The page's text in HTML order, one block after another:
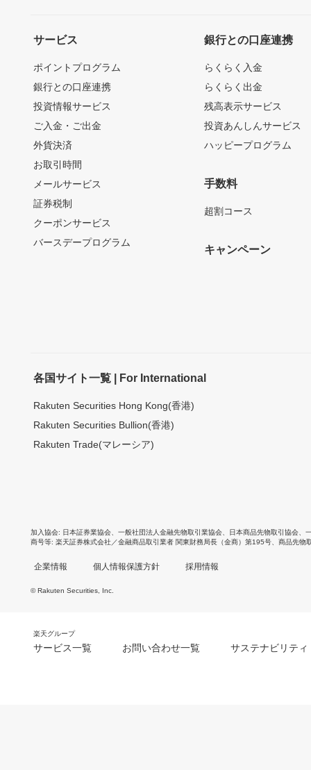
サービス
ポイントプログラム
銀行との口座連携
投資情報サービス
ご入金・ご出金
外貨決済
お取引時間
メールサービス
証券税制
クーポンサービス
バースデープログラム
銀行との口座連携
らくらく入金
らくらく出金
残高表示サービス
投資あんしんサービス
ハッピープログラム
手数料
超割コース
キャンペーン
各国サイト一覧 | For International
Rakuten Securities Hong Kong(香港)
Rakuten Securities Bullion(香港)
Rakuten Trade(マレーシア)
加入協会 日本証券業協会 一般社団法人金融先物取引業協会 日本商品先物取引協会
商号等 楽天証券株式会社／金融商品取引業者 関東財務局長（金商）第195号、商品先物
企業情報 個人情報保護方針 採用情報
© Rakuten Securities, Inc.
楽天グループ
サービス一覧 お問い合わせ一覧 サステナビリティ